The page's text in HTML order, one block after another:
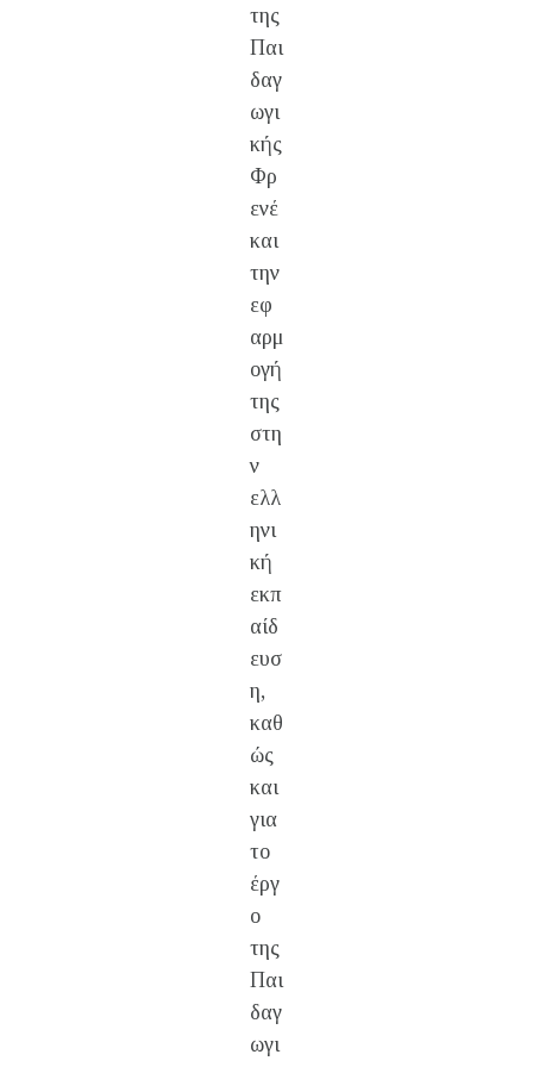
της
Παι
δαγ
ωγι
κής
Φρ
ενέ
και
την
εφ
αρμ
ογή
της
στη
ν
ελλ
ηνι
κή
εκπ
αίδ
ευσ
η,
καθ
ώς
και
για
το
έργ
ο
της
Παι
δαγ
ωγι